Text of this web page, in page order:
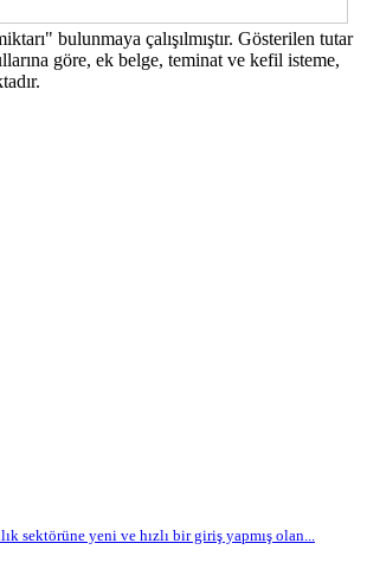
bulunmaya çalışılmıştır. Gösterilen tutar
göre, ek belge, teminat ve kefil isteme,
sektörüne yeni ve hızlı bir giriş yapmış olan...